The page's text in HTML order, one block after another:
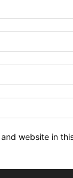
website in